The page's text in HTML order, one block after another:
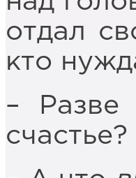
отдал
кто
– Разве
счастье?